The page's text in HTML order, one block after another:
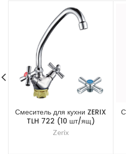
Смеситель для кухни ZERIX
TLH 722 (10 шт/ящ)
Zerix